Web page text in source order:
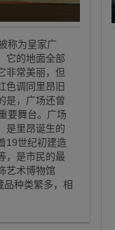
称为皇家广
它的地面全部
非常美丽，但
色调同里昂旧
是，广场还曾
要舞台。广场
是里昂诞生的
19世纪初建造
，是市民的最
艺术博物馆
品种类繁多，相